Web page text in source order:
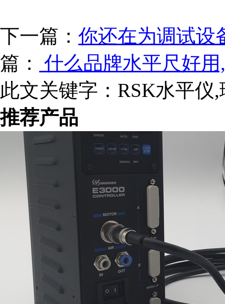
下一篇： 你还在为调试设
篇：
什么品牌水平尺好
此文关键字： RSK水平仪
推荐产品